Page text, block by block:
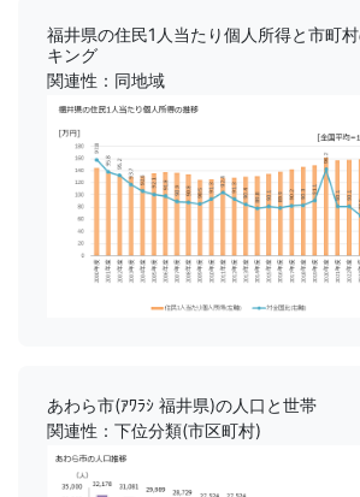
福井県の住民1人当たり個人所得と市町
キング
関連性：同地域
あわら市(ｱﾜﾗｼ 福井県)の人口と世帯
関連性：下位分類(市区町村)